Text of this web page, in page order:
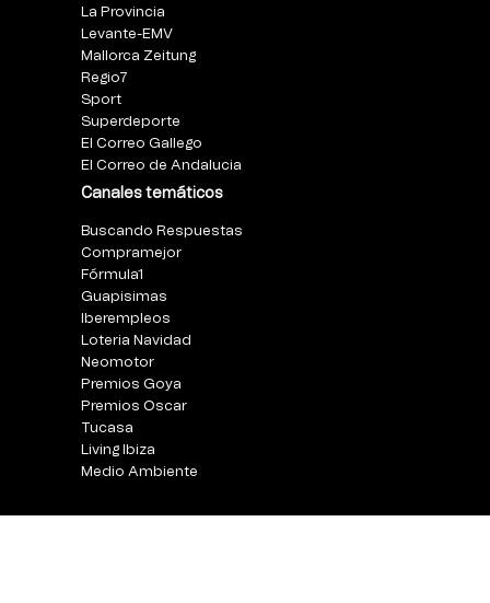
La Provincia
Levante-EMV
Mallorca Zeitung
Regio7
Sport
Superdeporte
El Correo Gallego
El Correo de Andalucia
Canales temáticos
Buscando Respuestas
Compramejor
Fórmula1
Guapisimas
Iberempleos
Loteria Navidad
Neomotor
Premios Goya
Premios Oscar
Tucasa
Living Ibiza
Medio Ambiente